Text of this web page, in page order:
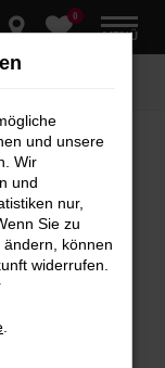
0
MENÜ
können:
und unsere
Wir
und
nur,
Sie zu
können
widerrufen.